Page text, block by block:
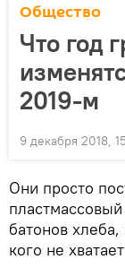
Общество
Что год
2019-м
9 декабря 2018,
Они просто
батонов
кого не